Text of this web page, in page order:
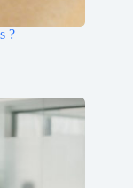
?